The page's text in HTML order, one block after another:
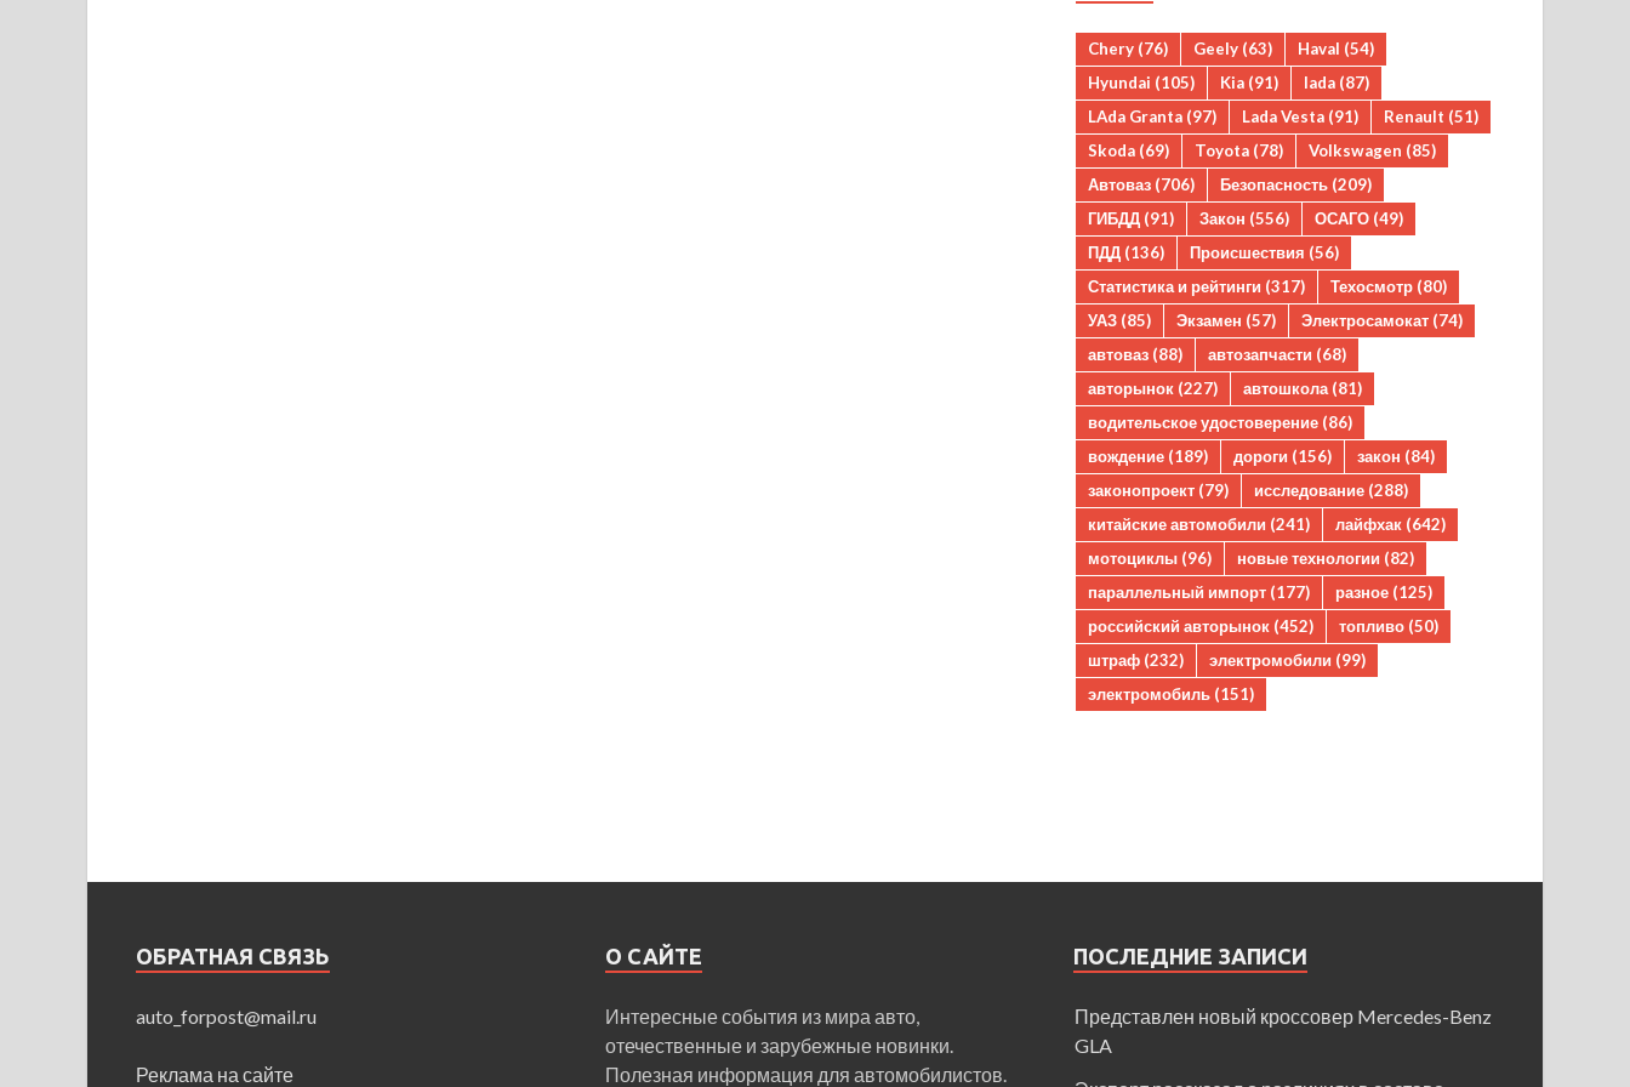
Chery (76) Geely (63) Haval (54)
Hyundai (105) Kia (91) lada (87)
LAda Granta (97) Lada Vesta (91) Renault (51)
Skoda (69) Toyota (78) Volkswagen (85)
Автоваз (706) Безопасность (209)
ГИБДД (91) Закон (556) ОСАГО (49)
ПДД (136) Происшествия (56)
Статистика и рейтинги (317) Техосмотр (80)
УАЗ (85) Экзамен (57) Электросамокат (74)
автоваз (88) автозапчасти (68)
авторынок (227) автошкола (81)
водительское удостоверение (86)
вождение (189) дороги (156) закон (84)
законопроект (79) исследование (288)
китайские автомобили (241) лайфхак (642)
мотоциклы (96) новые технологии (82)
параллельный импорт (177) разное (125)
российский авторынок (452) топливо (50)
штраф (232) электромобили (99)
электромобиль (151)
ОБРАТНАЯ СВЯЗЬ
auto_forpost@mail.ru
Реклама на сайте
О САЙТЕ
Интересные события из мира авто,
отечественные и зарубежные новинки.
Полезная информация для автомобилистов.
ПОСЛЕДНИЕ ЗАПИСИ
Представлен новый кроссовер Mercedes-Benz
GLA